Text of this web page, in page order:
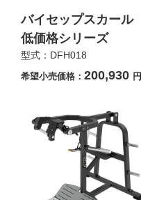
バイセップスカール
低価格シリーズ
型式：DFH018
希望小売価格： 200,930 円